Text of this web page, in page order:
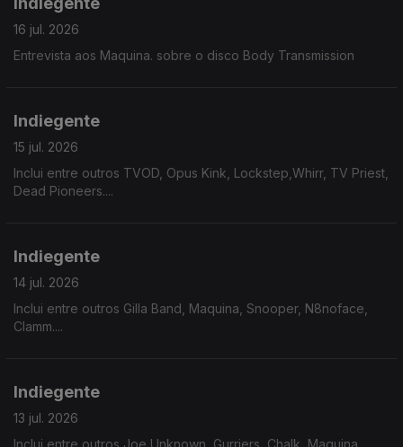
16 jul. 2026
Entrevista aos Maquina. sobre o disco Body Transmission
Indiegente
15 jul. 2026
Inclui entre outros TVOD, Opus Kink, Lockstep,Whirr, TV Priest,
Dead Pioneers....
Indiegente
14 jul. 2026
Inclui entre outros Gilla Band, Maquina, Snooper, N8noface,
Clamm....
Indiegente
13 jul. 2026
Inclui entre outros Joe Unknown, Gurriers, Chalk, Maquina,